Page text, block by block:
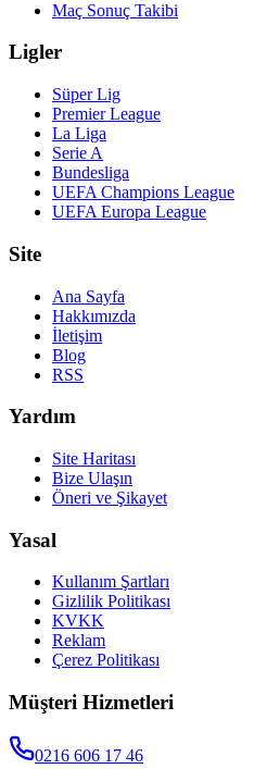
Maç Sonuç Takibi
Ligler
Süper Lig
Premier League
La Liga
Serie A
Bundesliga
UEFA Champions League
UEFA Europa League
Site
Ana Sayfa
Hakkımızda
İletişim
Blog
RSS
Yardım
Site Haritası
Bize Ulaşın
Öneri ve Şikayet
Yasal
Kullanım Şartları
Gizlilik Politikası
KVKK
Reklam
Çerez Politikası
Müşteri Hizmetleri
0216 606 17 46